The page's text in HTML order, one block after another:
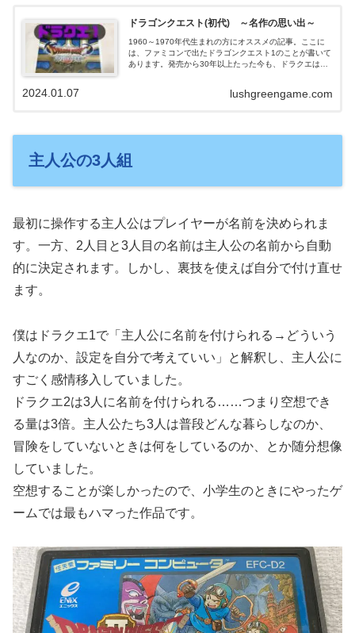
ドラゴンクエスト(初代) ～名作の思い出～
1960～1970年代生まれの方にオススメの記事。ここに
は、ファミコンで出たドラゴンクエスト1のことが書いて
あります。発売から30年以上たった今も、ドラクエはド
lushgreengame.com
2024.01.07
主人公の3人組
最初に操作する主人公はプレイヤーが名前を決められま
す。一方、2人目と3人目の名前は主人公の名前から自動
的に決定されます。しかし、裏技を使えば自分で付け直せ
ます。
僕はドラクエ1で「主人公に名前を付けられる→どういう
人なのか、設定を自分で考えていい」と解釈し、主人公に
すごく感情移入していました。
ドラクエ2は3人に名前を付けられる……つまり空想でき
る量は3倍。主人公たち3人は普段どんな暮らしなのか、
冒険をしていないときは何をしているのか、とか随分想像
していました。
空想することが楽しかったので、小学生のときにやったゲ
ームでは最もハマった作品です。